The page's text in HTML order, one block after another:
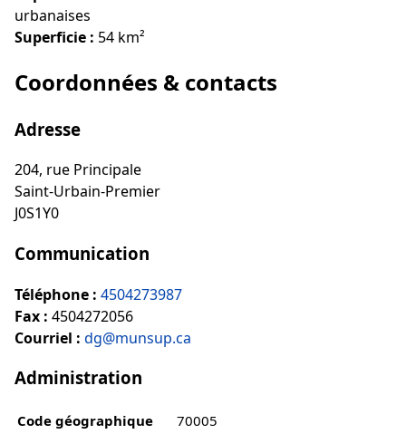
urbanaises
Superficie : 54 km²
Coordonnées & contacts
Adresse
204, rue Principale
Saint-Urbain-Premier
J0S1Y0
Communication
Téléphone : 4504273987
Fax : 4504272056
Courriel : dg@munsup.ca
Administration
Code géographique
70005